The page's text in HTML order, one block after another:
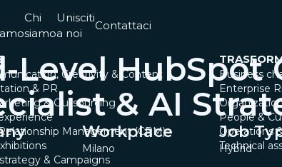
Chi
siamo
Unisciti
a noi
Contattaci
Creativity & Content
& PR
& Outsourcing
Management (CRM)
& Campaigns
Business
Enterprise
People &
Operations
Technical
Level HubSpot
& AI
Workplace
Milano
Job
Hybrid